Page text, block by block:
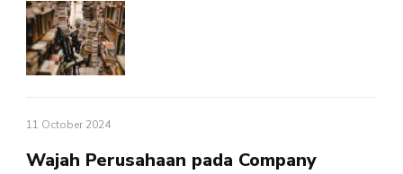
11 October 2024
Wajah Perusahaan pada Company